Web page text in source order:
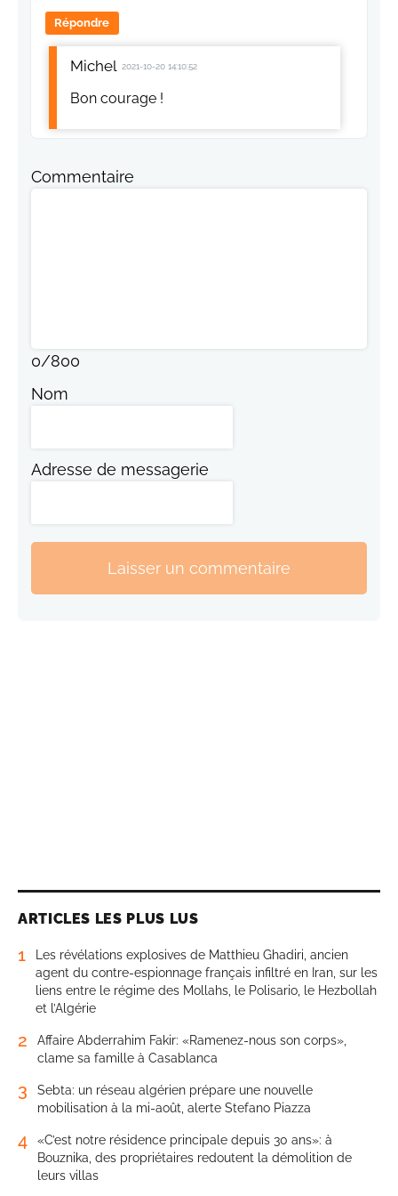
Répondre
Michel 2021-10-20 14:10:52
Bon courage !
Commentaire
0/800
Nom
Adresse de messagerie
Laisser un commentaire
ARTICLES LES PLUS LUS
1
Les révélations explosives de Matthieu Ghadiri, ancien
agent du contre-espionnage français infiltré en Iran, sur les
liens entre le régime des Mollahs, le Polisario, le Hezbollah
et l’Algérie
2
Affaire Abderrahim Fakir: «Ramenez-nous son corps»,
clame sa famille à Casablanca
3
Sebta: un réseau algérien prépare une nouvelle
mobilisation à la mi-août, alerte Stefano Piazza
4
«C’est notre résidence principale depuis 30 ans»: à
Bouznika, des propriétaires redoutent la démolition de
leurs villas